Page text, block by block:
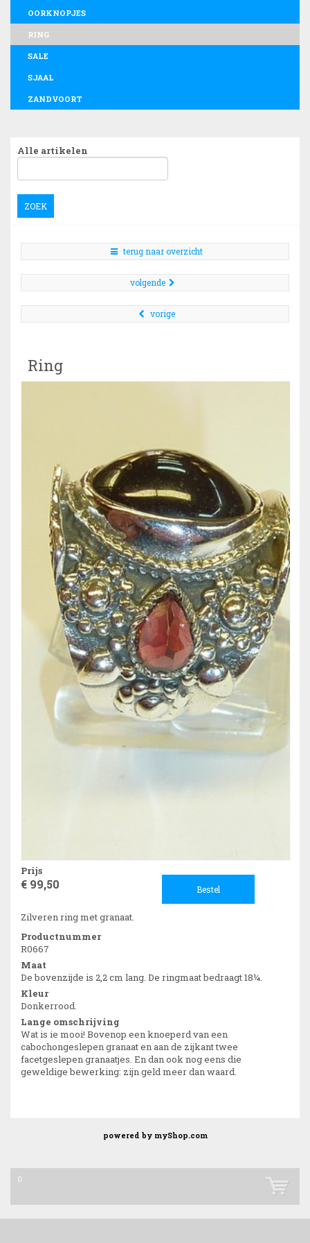
OORKNOPJES
RING
SALE
SJAAL
ZANDVOORT
Alle artikelen
ZOEK
terug naar overzicht
volgende
vorige
Ring
Prijs
€ 99,50 Bestel
Zilveren ring met granaat.
Productnummer
R0667
Maat
De bovenzijde is 2,2 cm lang. De ringmaat bedraagt 18¼.
Kleur
Donkerrood.
Lange omschrijving
Wat is ie mooi! Bovenop een knoeperd van een
cabochongeslepen granaat en aan de zijkant twee
facetgeslepen granaatjes. En dan ook nog eens die
geweldige bewerking: zijn geld meer dan waard.
powered by myShop.com
0